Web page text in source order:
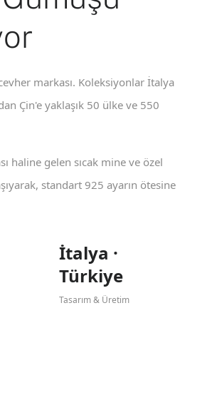
markası. Koleksiyonlar İtalya
Çin'e yaklaşık 50 ülke ve 550
haline gelen sıcak mine ve özel
standart 925 ayarın ötesine
İtalya ·
Türkiye
Tasarım & Üretim